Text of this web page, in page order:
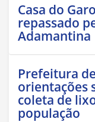
Casa do
repassado
Adamantina
Prefeitura
orientações
coleta de
população